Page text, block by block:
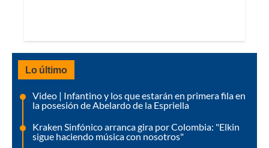
Lo último
Video | Infantino y los que estarán en primera fila en
la posesión de Abelardo de la Espriella
Kraken Sinfónico arranca gira por Colombia: "Elkin
sigue haciendo música con nosotros"